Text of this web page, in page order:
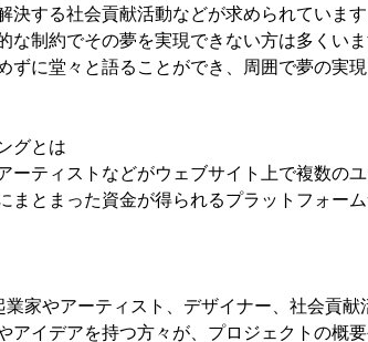
決する社会貢献活動などが求められていま
な制約でその夢を実現できない方は多くい
ずに堂々と語ることができ、周囲で夢の実
グとは
ーティストなどがウェブサイト上で複数の
まとまった資金が得られるプラットフォーム
家やアーティスト、デザイナー、社会貢献
アイデアを持つ方々が、プロジェクトの概